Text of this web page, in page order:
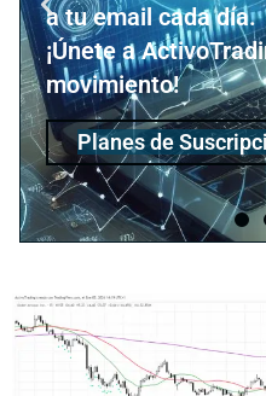
a tu email cada día.
¡Únete a
movimiento!
Planes de